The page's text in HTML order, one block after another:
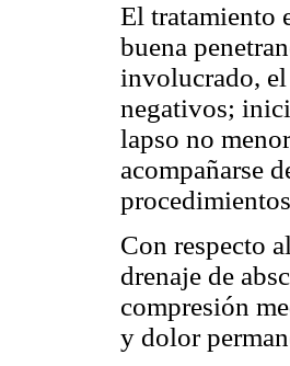
El tratamiento
buena
involucrado,
negativos;
lapso no
acompañarse
Con respecto
drenaje de
compresión
y dolor